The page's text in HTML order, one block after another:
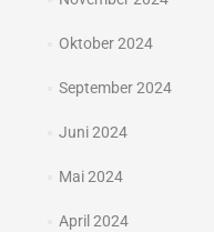
Oktober 2024
September 2024
Juni 2024
Mai 2024
April 2024